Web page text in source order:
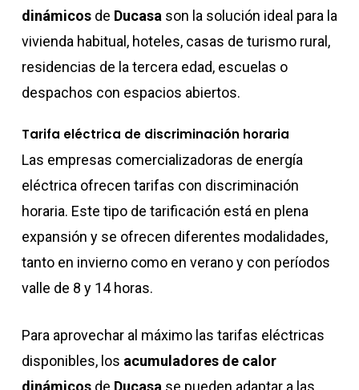
dinámicosde Ducasason la solución ideal para la
vivienda habitual, hoteles, casas de turismo rural,
residencias de la tercera edad, escuelas o
despachos con espacios abiertos.
Tarifa eléctrica de discriminación horaria
Las empresas comercializadoras de energía
eléctrica ofrecen tarifas con discriminación
horaria. Este tipo de tarificación está en plena
expansión y se ofrecen diferentes modalidades,
tanto en invierno como en verano y con períodos
valle de 8 y 14 horas.
Para aprovechar al máximo las tarifas eléctricas
disponibles, los acumuladores de calor
dinámicosde Ducasase pueden adaptar a las